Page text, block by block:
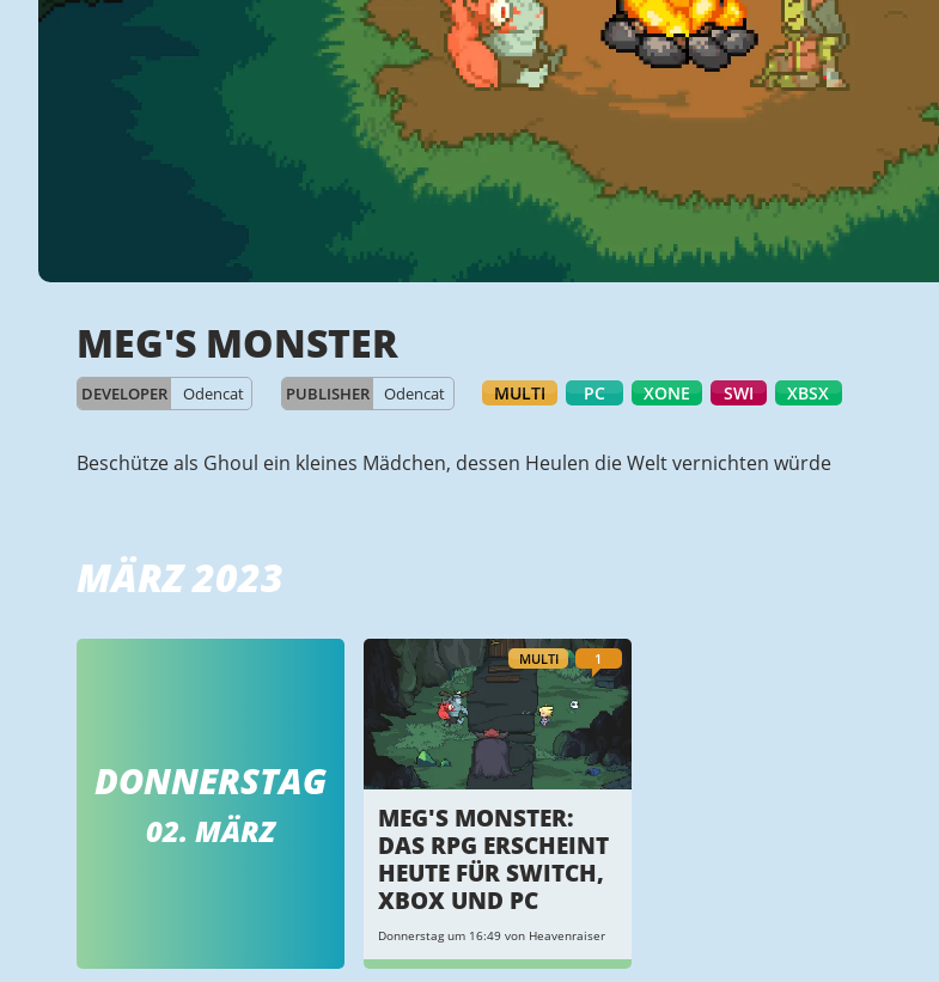
MEG'S MONSTER
DEVELOPER Odencat PUBLISHER Odencat MULTI PC XONE SWI XBSX
Beschütze als Ghoul ein kleines Mädchen, dessen Heulen die Welt vernichten würde
MÄRZ 2023
DONNERSTAG
02. MÄRZ
MULTI 1
MEG'S MONSTER:
DAS RPG ERSCHEINT
HEUTE FÜR SWITCH,
XBOX UND PC
Donnerstag um 16:49 von Heavenraiser